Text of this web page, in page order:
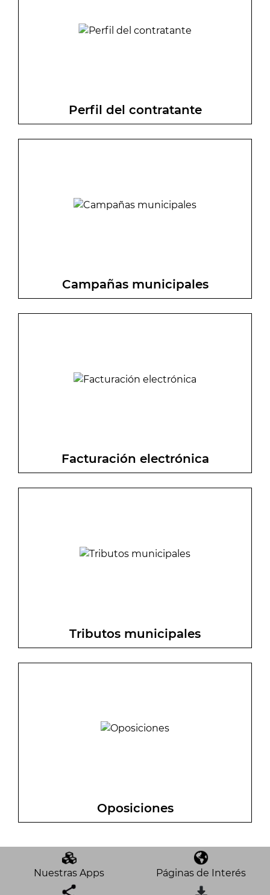
Perfil del contratante
Campañas municipales
Facturación electrónica
Tributos municipales
Oposiciones
selectivos del Ayuntamiento de
Valencia.
Nuestras Apps Páginas de Interés